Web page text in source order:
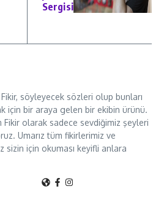
Sergisi
söyleyecek sözleri olup bunları
için bir araya gelen bir ekibin ürünü.
Fikir olarak sadece sevdiğimiz şeyleri
Umarız tüm fikirlerimiz ve
sizin için okuması keyifli anlara